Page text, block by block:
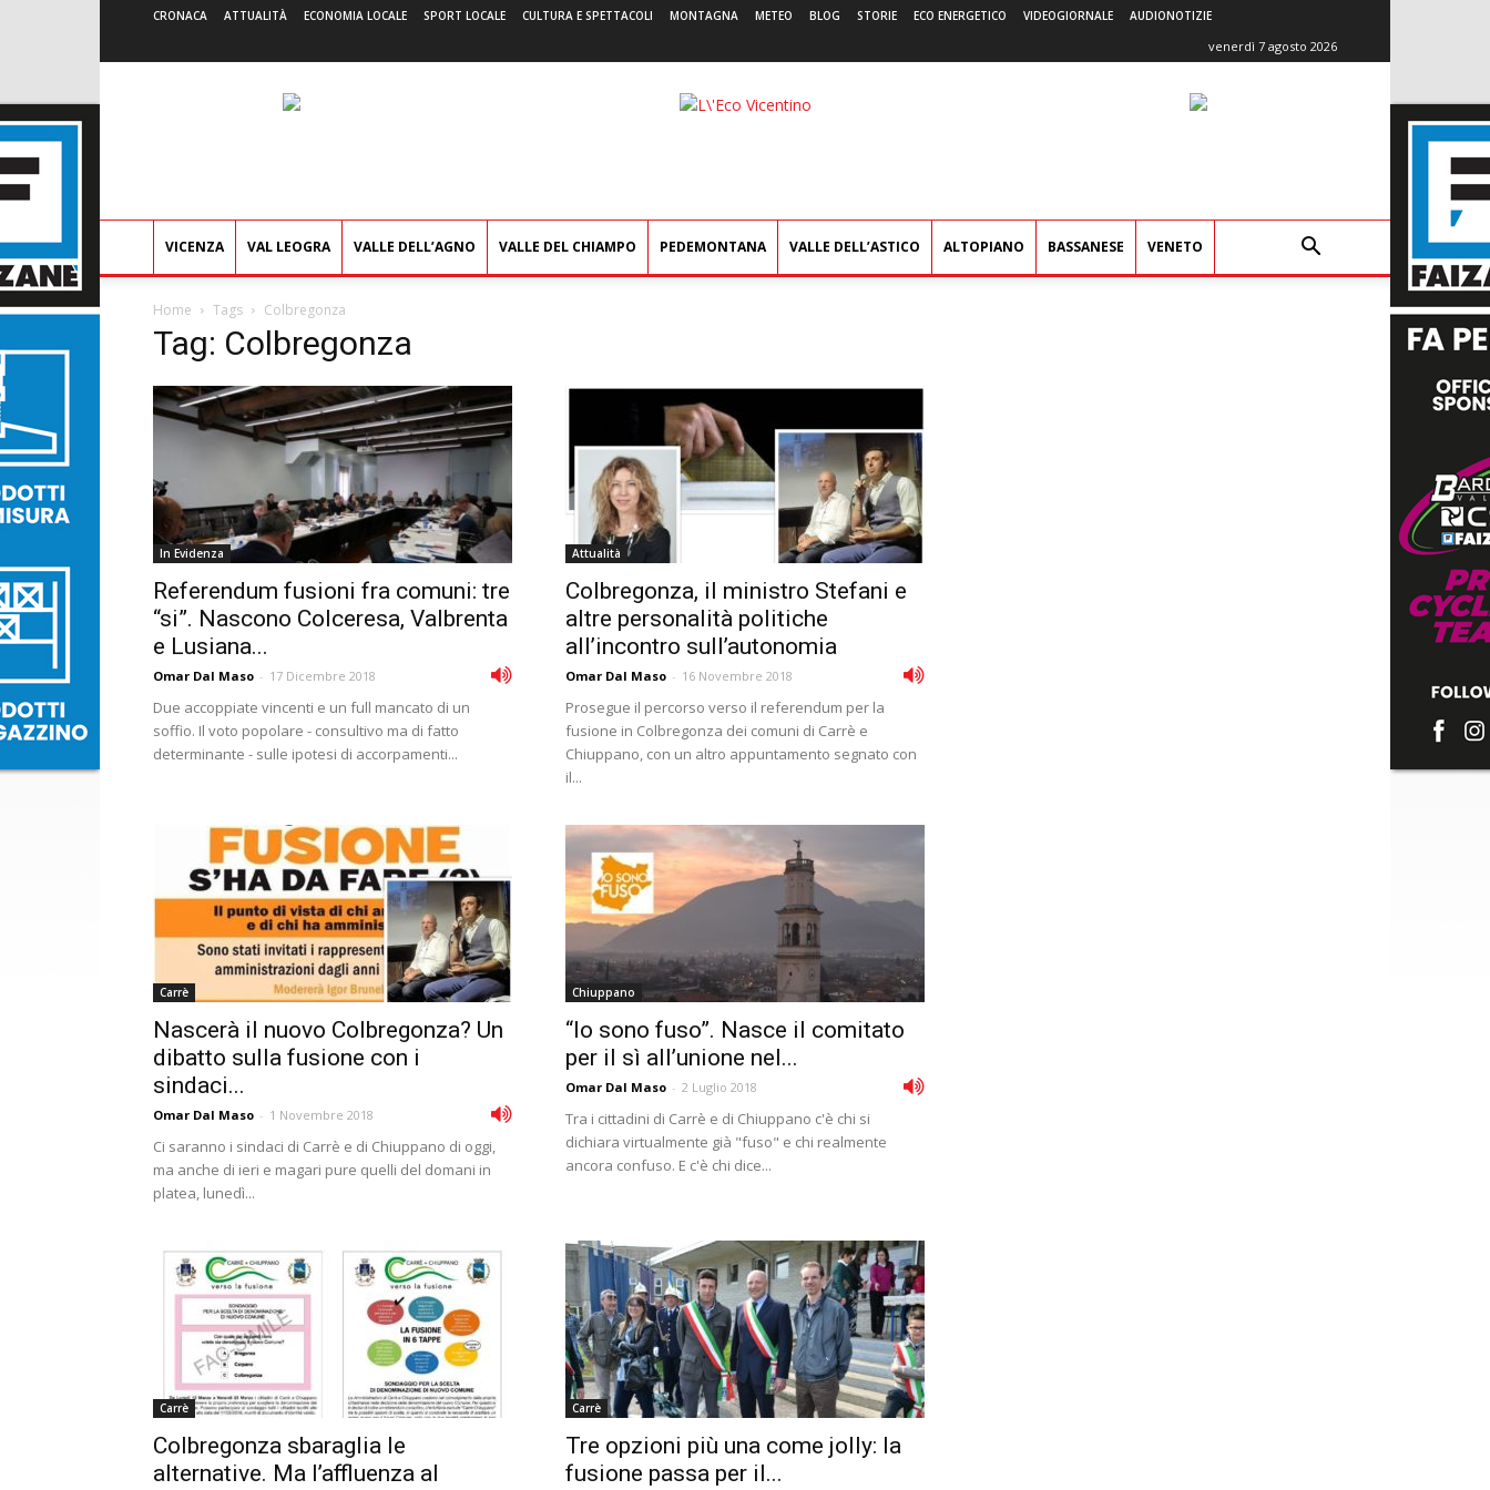
CRONACA ATTUALITÀ ECONOMIA LOCALE SPORT LOCALE CULTURA E SPETTACOLI MONTAGNA METEO BLOG STORIE ECO ENERGETICO VIDEOGIORNALE AUDIONOTIZIE
venerdì 7 agosto 2026
L'Eco
VICENZA VAL LEOGRA VALLE DELL’AGNO VALLE DEL CHIAMPO PEDEMONTANA VALLE DELL’ASTICO ALTOPIANO BASSANESE VENETO
Home Tags Colbregonza
Tag: Colbregonza
In Evidenza
Referendum fusioni fra comuni: tre
“si”. Nascono Colceresa, Valbrenta
e Lusiana...
Omar Dal Maso - 17 Dicembre 2018
Due accoppiate vincenti e un full mancato di un
soffio. Il voto popolare - consultivo ma di fatto
determinante - sulle ipotesi di accorpamenti...
Attualità
Colbregonza, il ministro Stefani e
altre personalità politiche
all’incontro sull’autonomia
Omar Dal Maso - 16 Novembre 2018
Prosegue il percorso verso il referendum per la
fusione in Colbregonza dei comuni di Carrè e
Chiuppano, con un altro appuntamento segnato con
il...
Carrè
Nascerà il nuovo Colbregonza? Un
dibatto sulla fusione con i
sindaci...
Omar Dal Maso - 1 Novembre 2018
Ci saranno i sindaci di Carrè e di Chiuppano di oggi,
ma anche di ieri e magari pure quelli del domani in
platea, lunedì...
Chiuppano
“Io sono fuso”. Nasce il comitato
per il sì all’unione nel...
Omar Dal Maso - 2 Luglio 2018
Tra i cittadini di Carrè e di Chiuppano c'è chi si
dichiara virtualmente già "fuso" e chi realmente
ancora confuso. E c'è chi dice...
Carrè
Colbregonza sbaraglia le
alternative. Ma l’affluenza al
Carrè
Tre opzioni più una come jolly: la
fusione passa per il...